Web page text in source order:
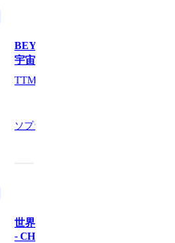
BEYOND THE TIME 〜メビウスの
宇宙を越えて〜 - TM Network
TTM winds
ソプラノサクソフォンの他21,
世界は恋に落ちている (ソロギター)
- CHiCO with HoneyWorks